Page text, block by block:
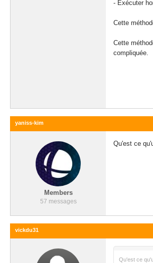
- Exécuter
Cette
Cette
compliquée.
yaniss-kim
Members
57 messages
Qu'est ce
vickdu31
Qu'est ce